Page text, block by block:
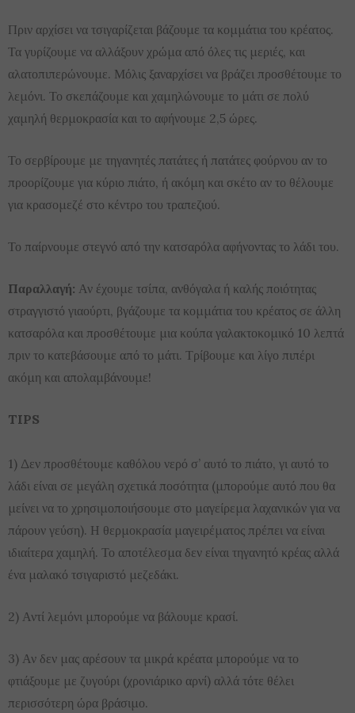
Πριν αρχίσει να τσιγαρίζεται βάζουμε τα κομμάτια του κρέατος.
Τα γυρίζουμε να αλλάξουν χρώμα από όλες τις μεριές, και
αλατοπιπερώνουμε. Μόλις ξαναρχίσει να βράζει προσθέτουμε το
λεμόνι. Το σκεπάζουμε και χαμηλώνουμε το μάτι σε πολύ
χαμηλή θερμοκρασία και το αφήνουμε 2,5 ώρες.
Το σερβίρουμε με τηγανητές πατάτες ή πατάτες φούρνου αν το
προορίζουμε για κύριο πιάτο, ή ακόμη και σκέτο αν το θέλουμε
για κρασομεζέ στο κέντρο του τραπεζιού.
Το παίρνουμε στεγνό από την κατσαρόλα αφήνοντας το λάδι του.
Παραλλαγή: Αν έχουμε τσίπα, ανθόγαλα ή καλής ποιότητας
στραγγιστό γιαούρτι, βγάζουμε τα κομμάτια του κρέατος σε άλλη
κατσαρόλα και προσθέτουμε μια κούπα γαλακτοκομικό 10 λεπτά
πριν το κατεβάσουμε από το μάτι. Τρίβουμε και λίγο πιπέρι
ακόμη και απολαμβάνουμε!
TIPS
1) Δεν προσθέτουμε καθόλου νερό σ’ αυτό το πιάτο, γι αυτό το
λάδι είναι σε μεγάλη σχετικά ποσότητα (μπορούμε αυτό που θα
μείνει να το χρησιμοποιήσουμε στο μαγείρεμα λαχανικών για να
πάρουν γεύση). Η θερμοκρασία μαγειρέματος πρέπει να είναι
ιδιαίτερα χαμηλή. Το αποτέλεσμα δεν είναι τηγανητό κρέας αλλά
ένα μαλακό τσιγαριστό μεζεδάκι.
2) Αντί λεμόνι μπορούμε να βάλουμε κρασί.
3) Αν δεν μας αρέσουν τα μικρά κρέατα μπορούμε να το
φτιάξουμε με ζυγούρι (χρονιάρικο αρνί) αλλά τότε θέλει
περισσότερη ώρα βράσιμο.